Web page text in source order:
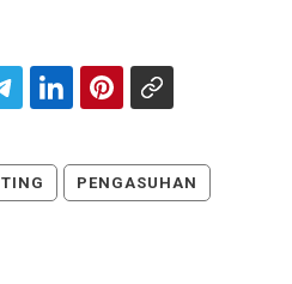
PENGASUHAN